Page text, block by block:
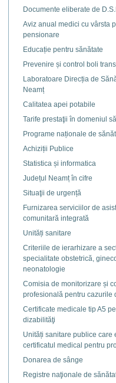
Documente eliberate de
Aviz anual medici cu vârsta
pensionare
Educație pentru sănătate
Prevenire și control boli
Laboratoare Direcția de
Neamț
Calitatea apei potabile
Tarife prestaţii în domeniul
Programe naționale de
Achiziții Publice
Statistica și informatica
Județul Neamț în cifre
Situaţii de urgență
Furnizarea serviciilor de
comunitară integrată
Unități sanitare
Criteriile de ierarhizare a
specialitate obstetrică,
neonatologie
Comisia de monitorizare și
profesională pentru cazurile
Certificate medicale tip A5
dizabilităţi
Unități sanitare publice care
certificatul medical pentru
Donarea de sânge
Registre naţionale de